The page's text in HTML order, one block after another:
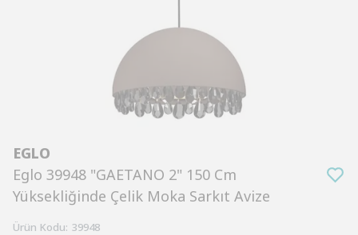
EGLO
Eglo 39948 "GAETANO 2" 150 Cm
Yüksekliğinde Çelik Moka Sarkıt Avize
Ürün Kodu: 39948